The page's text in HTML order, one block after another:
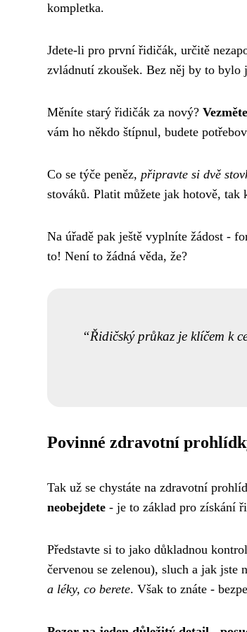
kompletka.
Jdete-li pro první řidičák, určitě
zvládnutí zkoušek. Bez něj by to bylo
Měníte starý řidičák za nový?
vám ho někdo štípnul, budete
Co se týče peněz, připravte si dvě
stováků. Platit můžete jak hotově,
Na úřadě pak ještě vyplníte žádost -
to! Není to žádná věda, že?
Řidičský průkaz je klíčem k
Povinné zdravotní
Tak už se chystáte na zdravotní
neobejdete - je to základ pro získání
Představte si to jako důkladnou
červenou se zelenou), sluch a jak jste
a léky, co berete. Však to znáte -